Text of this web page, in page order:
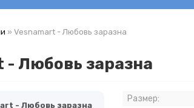
» Vesnamart - Любовь заразна
- Любовь заразна
- Любовь заразна
Размер: